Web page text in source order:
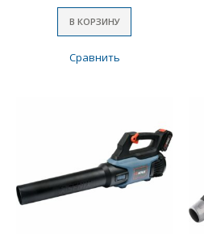
В КОРЗИНУ
Сравнить